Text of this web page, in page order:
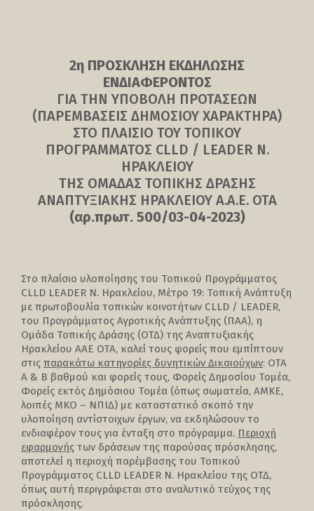
2η ΠΡΟΣΚΛΗΣΗ ΕΚΔΗΛΩΣΗΣ
ΕΝΔΙΑΦΕΡΟΝΤΟΣ
ΓΙΑ ΤΗΝ ΥΠΟΒΟΛΗ ΠΡΟΤΑΣΕΩΝ
(ΠΑΡΕΜΒΑΣΕΙΣ ΔΗΜΟΣΙΟΥ ΧΑΡΑΚΤΗΡΑ)
ΣΤΟ ΠΛΑΙΣΙΟ ΤΟΥ ΤΟΠΙΚΟΥ
ΠΡΟΓΡΑΜΜΑΤΟΣ CLLD / LEADER Ν.
ΗΡΑΚΛΕΙΟΥ
ΤΗΣ ΟΜΑΔΑΣ ΤΟΠΙΚΗΣ ΔΡΑΣΗΣ
ΑΝΑΠΤΥΞΙΑΚΗΣ ΗΡΑΚΛΕΙΟΥ Α.Α.Ε. ΟΤΑ
(αρ.πρωτ. 500/03-04-2023)
Στο πλαίσιο υλοποίησης του Τοπικού Προγράμματος
CLLD LEADER Ν. Ηρακλείου, Μέτρο 19: Τοπική Ανάπτυξη
με πρωτοβουλία τοπικών κοινοτήτων CLLD / LEADER,
του Προγράμματος Αγροτικής Ανάπτυξης (ΠΑΑ), η
Ομάδα Τοπικής Δράσης (ΟΤΔ) της Αναπτυξιακής
Ηρακλείου ΑΑΕ ΟΤΑ, καλεί τους φορείς που εμπίπτουν
στις παρακάτω κατηγορίες δυνητικών Δικαιούχων: ΟΤΑ
Α & Β βαθμού και φορείς τους, Φορείς Δημοσίου Τομέα,
Φορείς εκτός Δημόσιου Τομέα (όπως σωματεία, ΑΜΚΕ,
λοιπές ΜΚΟ – ΝΠΙΔ) με καταστατικό σκοπό την
υλοποίηση αντίστοιχων έργων, να εκδηλώσουν το
ενδιαφέρον τους για ένταξη στο πρόγραμμα. Περιοχή
εφαρμογής των δράσεων της παρούσας πρόσκλησης,
αποτελεί η περιοχή παρέμβασης του Τοπικού
Προγράμματος CLLD LEADER Ν. Ηρακλείου της ΟΤΔ,
όπως αυτή περιγράφεται στο αναλυτικό τεύχος της
πρόσκλησης.